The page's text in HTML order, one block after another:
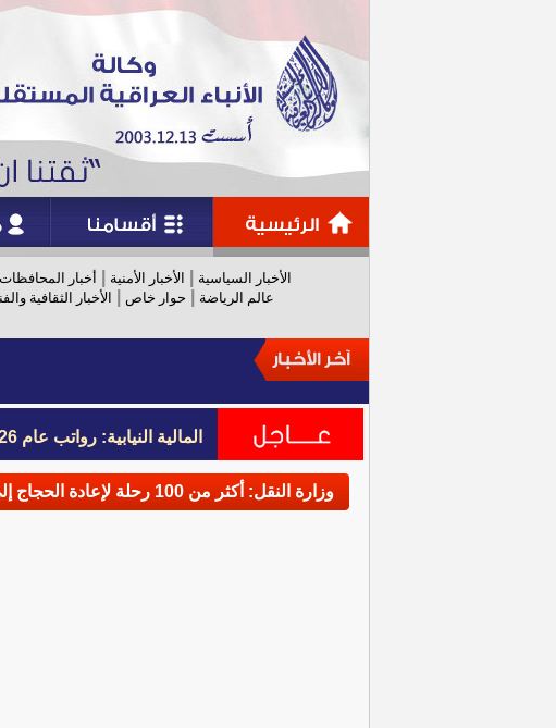
الأخبار السياسية الأخبار الأمنية أخبار المحافظات
عالم الرياضة
حوار خاص الأخبار الثقافية
المالية النيابية: رواتب عام 2026 مؤمنة
المالية النيابية: رواتب عام 2026 مؤمنة
وزارة النقل: أكثر من 100 رحلة لإعادة الحجاج إلى مطارات العراق